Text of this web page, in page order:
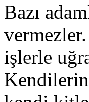
Bazı
işlerle